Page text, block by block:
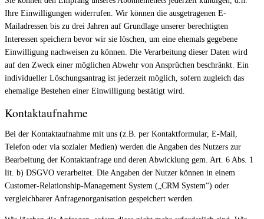
Ihre Einwilligungen widerrufen. Wir können die ausgetragenen E-
Mailadressen bis zu drei Jahren auf Grundlage unserer berechtigten
Interessen speichern bevor wir sie löschen, um eine ehemals gegebene
Einwilligung nachweisen zu können. Die Verarbeitung dieser Daten wird
auf den Zweck einer möglichen Abwehr von Ansprüchen beschränkt. Ein
individueller Löschungsantrag ist jederzeit möglich, sofern zugleich das
ehemalige Bestehen einer Einwilligung bestätigt wird.
Kontaktaufnahme
Bei der Kontaktaufnahme mit uns (z.B. per Kontaktformular, E-Mail,
Telefon oder via sozialer Medien) werden die Angaben des Nutzers zur
Bearbeitung der Kontaktanfrage und deren Abwicklung gem. Art. 6 Abs. 1
lit. b) DSGVO verarbeitet. Die Angaben der Nutzer können in einem
Customer-Relationship-Management System („CRM System“) oder
vergleichbarer Anfragenorganisation gespeichert werden.